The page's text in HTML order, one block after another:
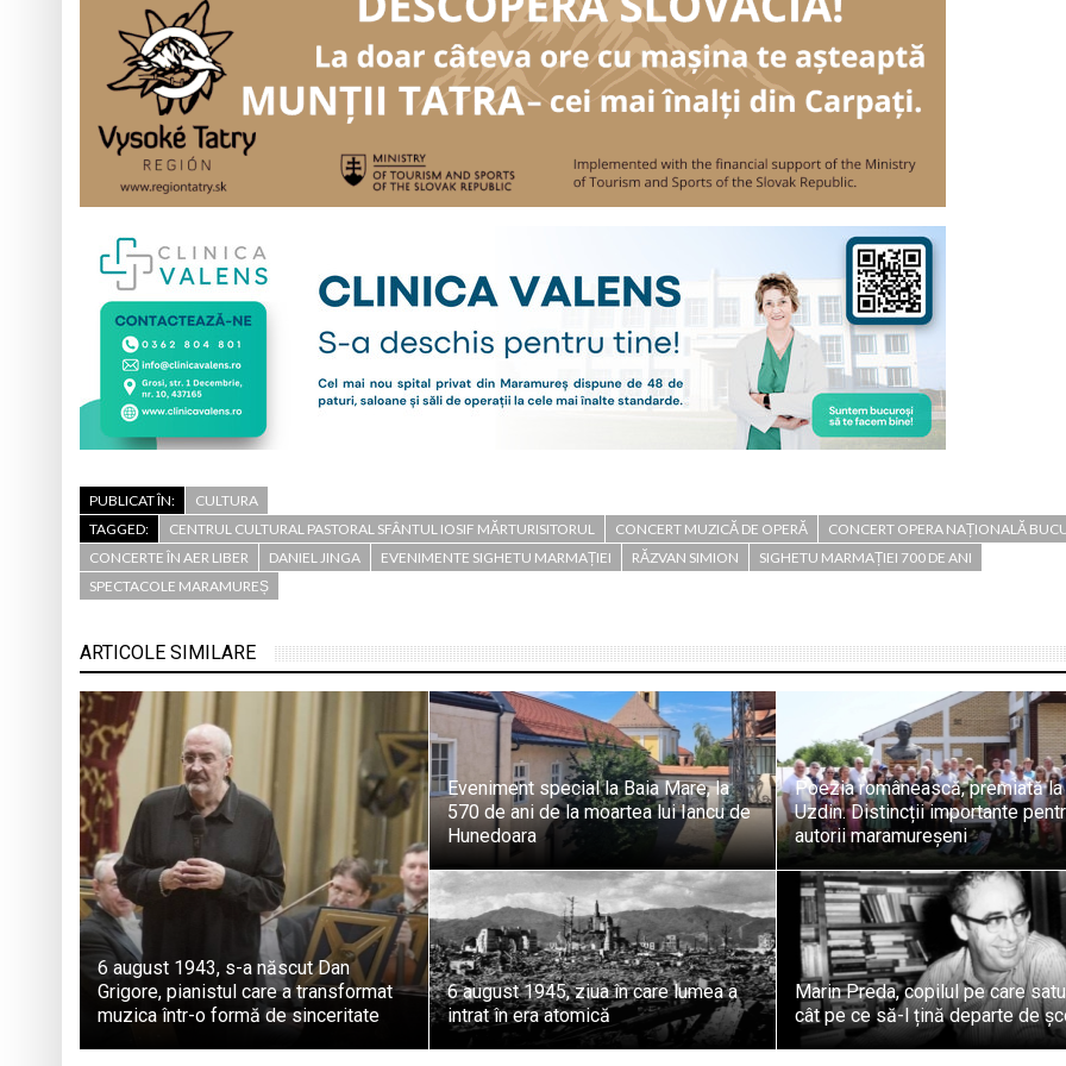
PUBLICAT ÎN:
CULTURA
TAGGED:
CENTRUL CULTURAL PASTORAL SFÂNTUL IOSIF MĂRTURISITORUL CONCERT MUZICĂ DE OPERĂ
CONCERT OPERA NAȚIONALĂ
CONCERTE ÎN AER LIBER
DANIEL JINGA EVENIMENTE SIGHETU MARMAȚIEI RĂZVAN SIMION
SIGHETU MARMAȚIEI 700 DE ANI
SPECTACOLE MARAMUREȘ
ARTICOLE SIMILARE
6 august 1943, s-a născut Dan
Grigore, pianistul care a transformat
muzica într-o formă de sinceritate
Eveniment special la Baia Mare, la
570 de ani de la moartea lui Iancu de
Hunedoara
Poezia românească, premiată la
Uzdin. Distincții importante
autorii maramureșeni
6 august 1945, ziua în care lumea a
intrat în era atomică
Marin Preda, copilul pe care
cât pe ce să-l țină departe de